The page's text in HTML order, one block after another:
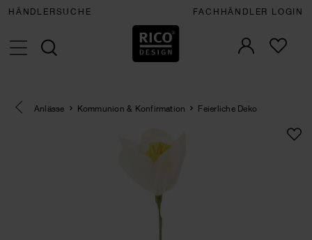
HÄNDLERSUCHE FACHHÄNDLER LOGIN
Eine Kategorie zurück navigieren
Anlässe Kommunion & Konfirmation Feierliche Deko